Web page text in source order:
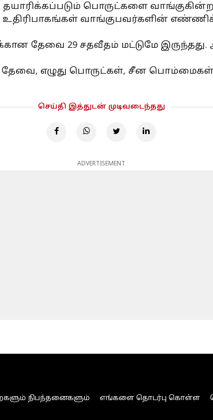
தயாரிக்கப்படும் பொருட்களை
வாங்குபவர்களின்
தேவை 29 சதவீதம் மட்டுமே இருந்தது.
எழுது பொருட்கள், சீன பொம்மைகள்
செய்தி இத்துடன் முடிவடைந்தது
ADVERTISEMENT
நிபந்தனைகளும் எங்களை தொடர்பு கொள்ள